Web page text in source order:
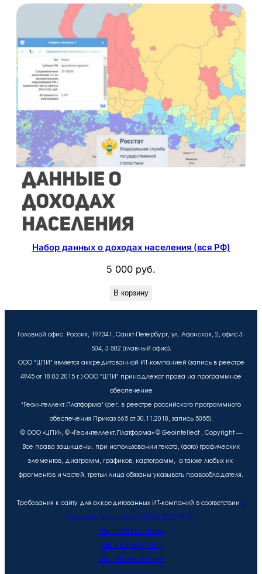
Набор данных о доходах населения (вся РФ)
5 000 руб.
В корзину
Головной офис: Россия, 197341, Санкт-Петербург, ул. Афонская, 2, офис 3-
504, 3-502 (главный офис).
ООО “ЦПИ” является аккредитованной ИТ-компанией (запись в реестре
4945 от 18.03.2015 г.) ООО “ЦПИ” принадлежат права на программное
обеспечение
“Геоинтеллект.Платформа” (рег. в реестре российского программного
обеспечения Приказ 665 от 30.11.2018, запись 5055).
© ООО «ЦПИ», © «Геоинтеллект.Платформа» © Geointellect , Copyright —
Все права защищены: при использовании текста, (фото) графических
элементов, диаграмм, графиков, картограмм, а также любых их
фрагментов и частей, третьи лица обязаны указывать правообладателя.
Требования к сайту для аккредитованных ИТ-компаний в соответствии с
приказом Минцифры от 02.06.2025 № 511
Мы в Узбекистане
Мы в Казахстане
Мы в Кыргызстане